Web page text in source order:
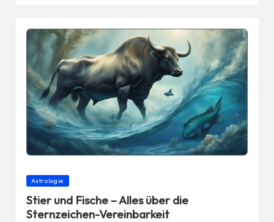
Posted
Astrologie
Stier und Fische – Alles über die
Sternzeichen-Vereinbarkeit